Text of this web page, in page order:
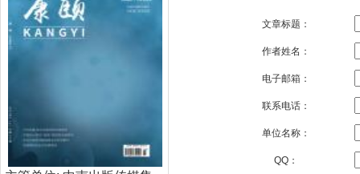
文章标题：
作者姓名：
电子邮箱：
联系电话：
单位名称：
QQ：